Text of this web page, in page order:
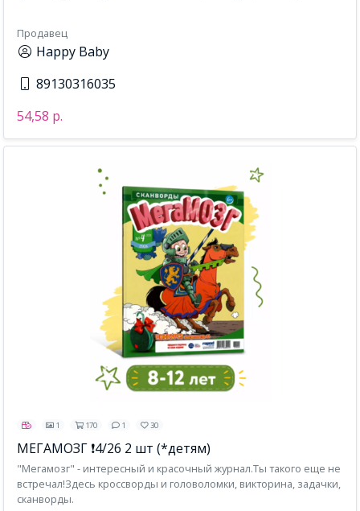
новым выпуском журнала сканвордов "Бабушкин компот. 100
кроссвордов"!
Продавец
Happy Baby
89130316035
54,58 р.
1 170 1 30
МЕГАМОЗГ ❗4/26 2 шт (*детям)
"Мегамозг" - интересный и красочный журнал.Ты такого еще не
встречал!Здесь кроссворды и головоломки, викторина, задачки,
сканворды.